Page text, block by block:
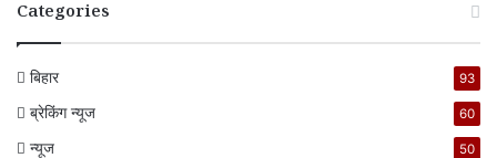
Categories
बिहार 93
ब्रेकिंग न्यूज 60
न्यूज 50